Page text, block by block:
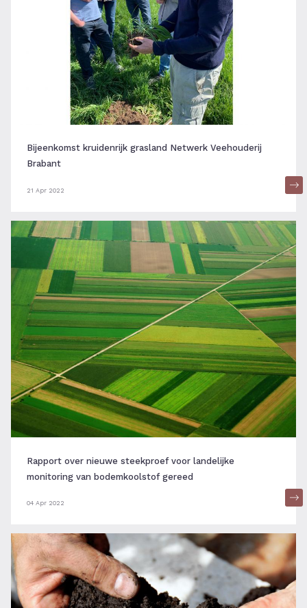
Bijeenkomst kruidenrijk grasland Netwerk Veehouderij
Brabant
21 Apr 2022
Rapport over nieuwe steekproef voor landelijke
monitoring van bodemkoolstof gereed
04 Apr 2022